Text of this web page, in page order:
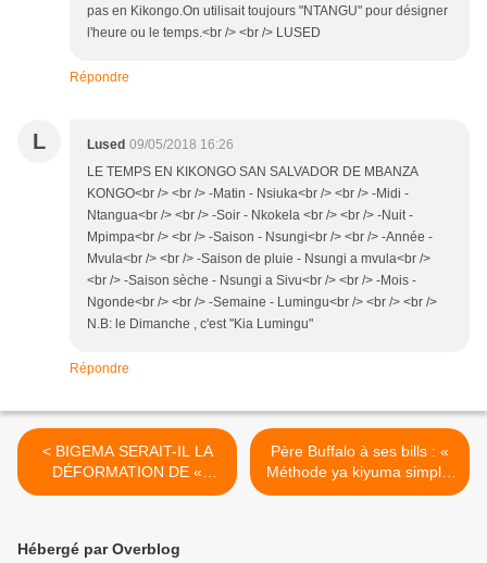
pas en Kikongo.On utilisait toujours "NTANGU" pour désigner
l'heure ou le temps.<br /> <br /> LUSED
Répondre
L Lused 09/05/2018 16:26
LE TEMPS EN KIKONGO SAN SALVADOR DE MBANZA
KONGO<br /> <br /> -Matin - Nsiuka<br /> <br /> -Midi -
Ntangua<br /> <br /> -Soir - Nkokela <br /> <br /> -Nuit -
Mpimpa<br /> <br /> -Saison - Nsungi<br /> <br /> -Année -
Mvula<br /> <br /> -Saison de pluie - Nsungi a mvula<br />
<br /> -Saison sèche - Nsungi a Sivu<br /> <br /> -Mois -
Ngonde<br /> <br /> -Semaine - Lumingu<br /> <br /> <br />
N.B: le Dimanche , c'est "Kia Lumingu"
Répondre
< BIGEMA SERAIT-IL LA
DÉFORMATION DE «
BIGGER MAN » ?
Père Buffalo à ses bills : «
Méthode ya kiyuma simple,
à bas » >
Hébergé par Overblog